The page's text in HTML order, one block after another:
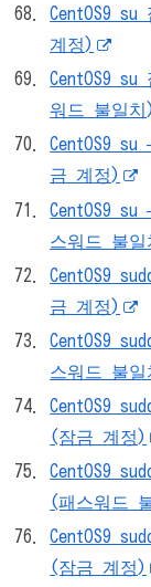
CentOS9
계정)
CentOS9
워드 불일치)
CentOS9
금 계정)
CentOS9
스워드 불일
CentOS9
금 계정)
CentOS9
스워드 불일
CentOS9
(잠금 계정)
CentOS9
(패스워드
CentOS9
(잠금 계정)